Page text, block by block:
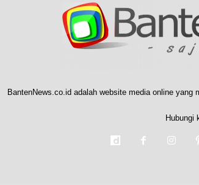
BantenNews.co.id adalah website media online
Hubungi